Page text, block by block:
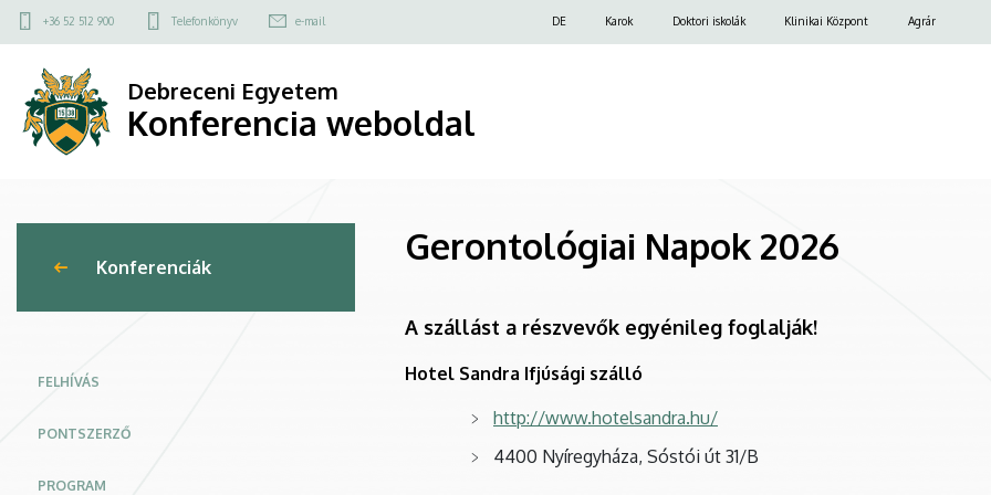
Gerontológiai
Napok
2026
weboldal
Ugrás
a
tartalomra
Felső
menü
+36 52 512 900 Telefonkönyv e-mail
Felső
DE Karok Doktori iskolák Klinikai Központ Agrár
Debreceni Egyetem
Konferencia weboldal
Konferenciák
FELHÍVÁS
PONTSZERZŐ
PROGRAM
Gerontológiai Napok 2026
A szállást a részvevők egyénileg foglalják!
Hotel Sandra Ifjúsági szálló
http://www.hotelsandra.hu/
4400 Nyíregyháza, Sóstói út 31/B